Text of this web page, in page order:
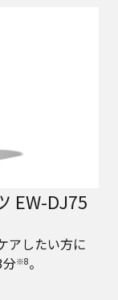
EW-DJ75
アしたい方に
※8。